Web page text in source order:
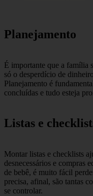
Planejamento
É importante que a família
só o desperdício de
Planejamento é
concluídas e tudo esteja
Listas e
Montar listas e checklists
desnecessários e compras
de bebê, é muito fácil
precisa, afinal, são tantas
se controlar.